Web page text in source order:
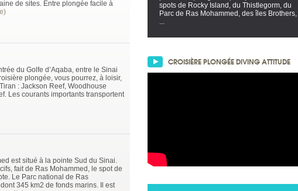
de sites. Entre plongée facile à
du Golfe d’Aqaba, entre le Sinai
plongée, vous pourrez, à loisir,
: Jackson Reef, Woodhouse
Les courants importants transportent
est situé à la pointe Sud du Sinai.
fait de Ras Mohammed, le spot de
Le Parc national de Ras
345 km2 de fonds marins. Il est
spots de Rocky Island, du Thistlegorm, du
Parc de Ras Mohammed, des îles Brothers,
...
CROISIÈRE PLONGÉE DIVING ATTITUDE